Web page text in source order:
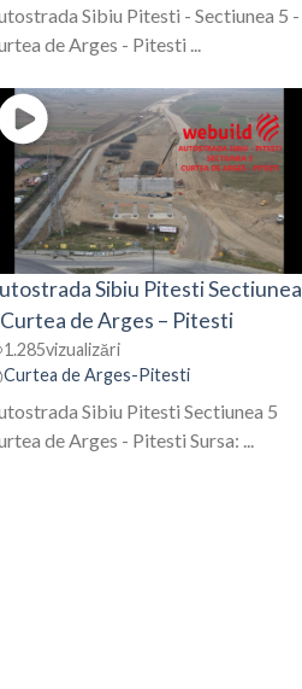
Sibiu Pitesti - Sectiunea 5 -
de Arges - Pitesti ...
Sibiu Pitesti Sectiunea
de Arges – Pitesti
1.285vizualizări
Curtea de Arges-Pitesti
Sibiu Pitesti Sectiunea 5
de Arges - Pitesti Sursa: ...